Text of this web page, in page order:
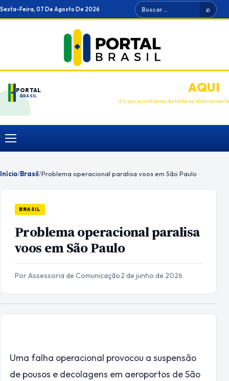
Ir
para
Sexta-Feira, 07 De Agosto De 2026 Buscar ⌕
PORTAL
BRASIL
ANUNCIEAQUI
Alcance milhares de leitores diariamente
Menu
Início/Brasil/Problema operacional paralisa voos em São Paulo
BRASIL
Problema operacional paralisa
voos em São Paulo
Por Assessoria de Comunicação·2 de junho de 2026
Uma falha operacional provocou a suspensão
de pousos e decolagens em aeroportos de São